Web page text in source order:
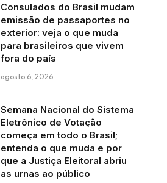
Consulados do Brasil mudam
emissão de passaportes no
exterior: veja o que muda
para brasileiros que vivem
fora do país
agosto 6, 2026
Semana Nacional do Sistema
Eletrônico de Votação
começa em todo o Brasil;
entenda o que muda e por
que a Justiça Eleitoral abriu
as urnas ao público